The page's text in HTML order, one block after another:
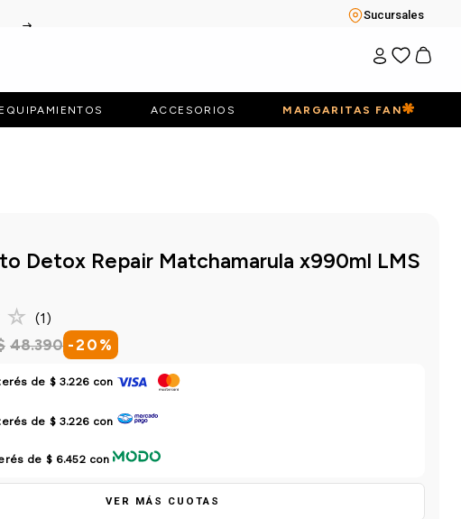
Sucursales
EQUIPAMIENTOS ACCESORIOS MARGARITAS FAN
Detox Repair Matchamarula x990ml LMS
☆ (1)
48.390 -20 %
de $ 3.226con
de $ 3.226con
de $ 6.452con
VER MÁS CUOTAS